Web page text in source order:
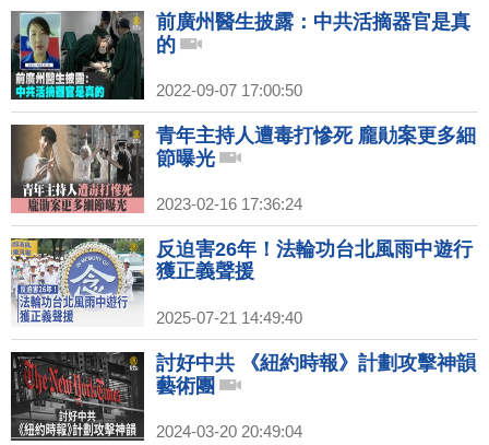
前廣州醫生披露：中共活摘器官是真
的
2022-09-07 17:00:50
青年主持人遭毒打慘死 龐勛案更多細
節曝光
2023-02-16 17:36:24
反迫害26年！法輪功台北風雨中遊行
獲正義聲援
2025-07-21 14:49:40
討好中共 《紐約時報》計劃攻擊神韻
藝術團
2024-03-20 20:49:04